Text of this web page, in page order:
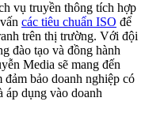
vụ truyền thông tích hợp
các tiêu chuẩn ISO để
trên thị trường. Với đội
đào tạo và đồng hành
Media sẽ mang đến
bảo doanh nghiệp có
áp dụng vào doanh